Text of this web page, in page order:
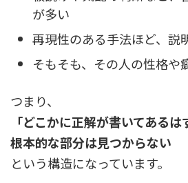
が多い
再現性のある手法ほど、説
そもそも、その人の性格や
つまり、
「どこかに正解が書いてあるは
根本的な部分は見つからない
という構造になっています。